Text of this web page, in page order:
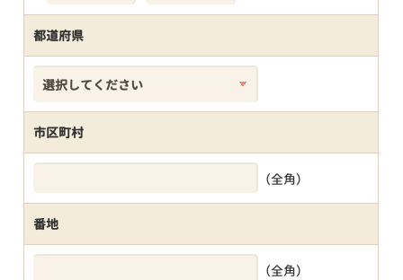
都道府県
市区町村
（全角）
番地
（全角）